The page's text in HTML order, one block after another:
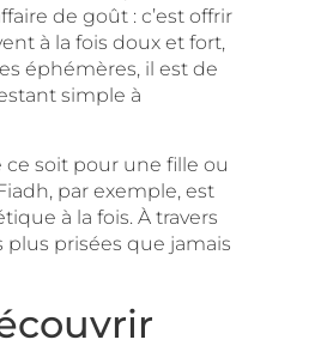
de goût : c’est offrir
à la fois doux et fort,
éphémères, il est de
simple à
soit pour une fille ou
par exemple, est
à la fois. À travers
prisées que jamais